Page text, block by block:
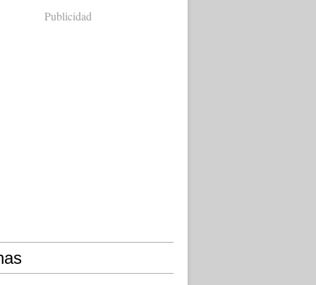
Publicidad